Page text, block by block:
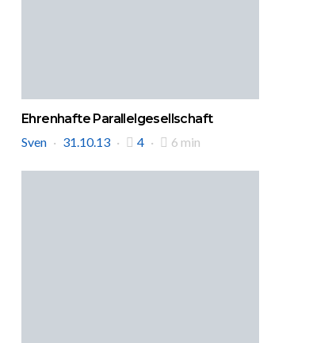
Ehrenhafte Parallelgesellschaft
Sven
31.10.13 4 6 min